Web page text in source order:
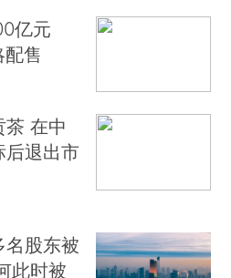
亿元
售
茶 在中
后退出市
名股东被
此时被